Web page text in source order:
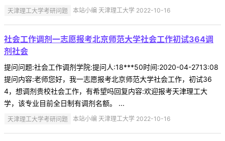
天津理工大学考研问题 本站小编 天津理工大学 2022-10-16
社会工作调剂一志愿报考北京师范大学社会工作初试364调
剂社会
提问问题:社会工作调剂学院:提问人:18***50时间:2020-04-2713:08
提问内容:老师您好，我一志愿报考北京师范大学社会工作，初试36
4，想调剂贵校社会工作，有希望吗回复内容:欢迎报考天津理工大
学，该专业目前全日制有调剂名额。 ...
天津理工大学考研问题 本站小编 天津理工大学 2022-10-16